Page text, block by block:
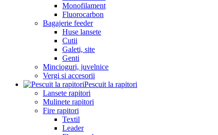
Monofilament
Fluorocarbon
Bagajerie feeder
Huse lansete
Cutii
Galeti, site
Genti
Mincioguri, juvelnice
Vergi si accesorii
Pescuit la rapitori
Lansete rapitori
Mulinete rapitori
Fire rapitori
Textil
Leader